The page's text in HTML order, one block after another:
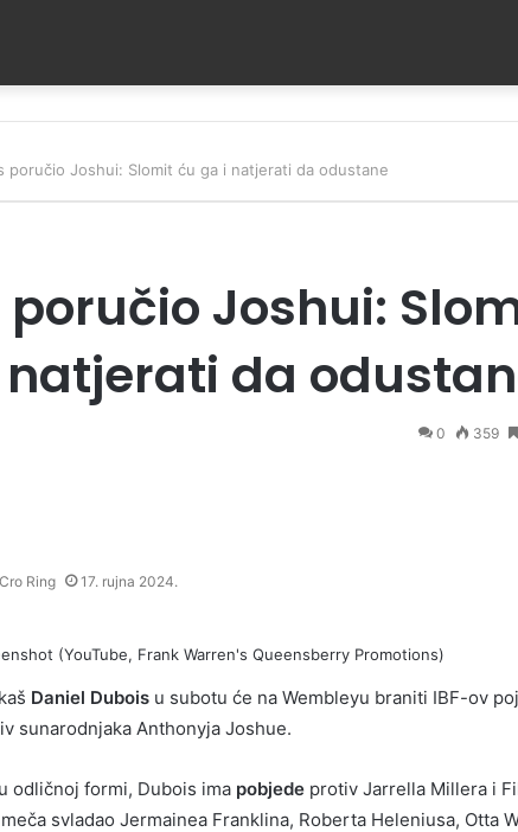
poručio Joshui: Slomit ću ga i natjerati da odustane
poručio Joshui:
da
Cro Ring 17. rujna 2024.
0 359
(YouTube, Frank Warren's Queensberry Promotions)
Daniel Duboisu subotu će na Wembleyu braniti IBF-ov
sunarodnjaka Anthonyja Joshue.
odličnoj formi, Dubois ima pobjede protiv Jarrella Millera i
svladao Jermainea Franklina, Roberta Heleniusa, Otta